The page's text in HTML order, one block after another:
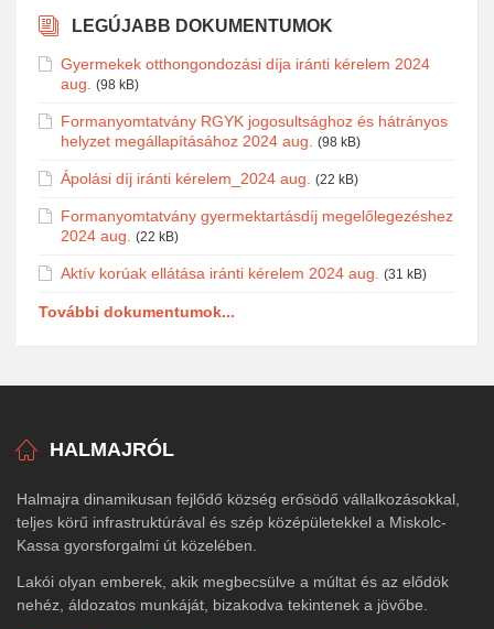
LEGÚJABB DOKUMENTUMOK
Gyermekek otthongondozási díja iránti kérelem 2024
aug.
(98 kB)
Formanyomtatvány RGYK jogosultsághoz és hátrányos
helyzet megállapításához 2024 aug.
(98 kB)
Ápolási díj iránti kérelem_2024 aug. (22 kB)
Formanyomtatvány gyermektartásdíj megelőlegezéshez
2024 aug.
(22 kB)
Aktív korúak ellátása iránti kérelem 2024 aug. (31 kB)
További dokumentumok...
HALMAJRÓL
Halmajra dinamikusan fejlődő község erősödő vállalkozásokkal,
teljes körű infrastruktúrával és szép középületekkel a Miskolc-
Kassa gyorsforgalmi út közelében.
Lakói olyan emberek, akik megbecsülve a múltat és az elődök
nehéz, áldozatos munkáját, bizakodva tekintenek a jövőbe.